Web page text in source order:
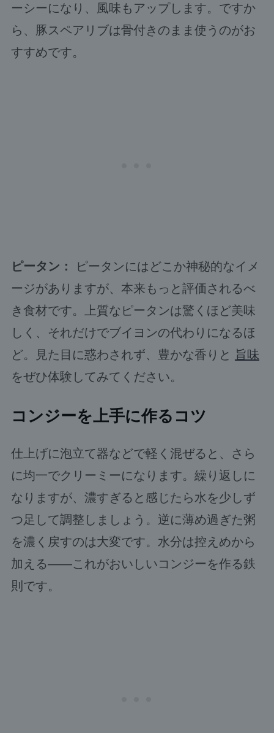
ーシーになり、風味もアップします。ですか
ら、豚スペアリブは骨付きのまま使うのがお
すすめです。
ピータン：
ピータンにはどこか神秘的なイメ
ージがありますが、本来もっと評価されるべ
き食材です。上質なピータンは驚くほど美味
しく、それだけでブイヨンの代わりになるほ
ど。見た目に惑わされず、豊かな香りと 旨味
をぜひ体験してみてください。
コンジーを上手に作るコツ
仕上げに泡立て器などで軽く混ぜると、さら
に均一でクリーミーになります。繰り返しに
なりますが、濃すぎると感じたら水を少しず
つ足して調整しましょう。逆に薄め過ぎた粥
を濃く戻すのは大変です。水分は控えめから
加える――これがおいしいコンジーを作る鉄
則です。